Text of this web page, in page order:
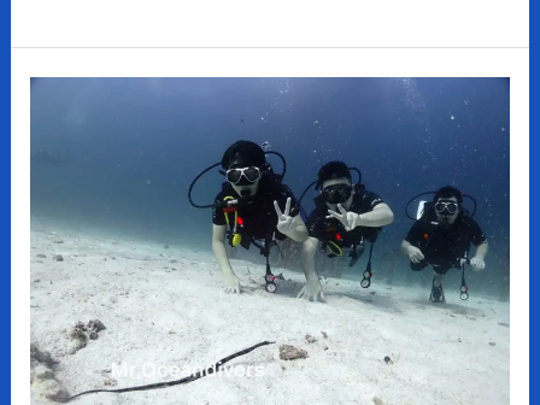
ブ
が
あ
っ
て
も
楽
し